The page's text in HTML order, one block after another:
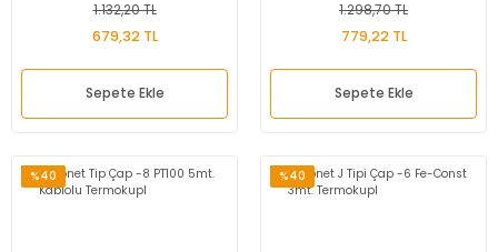
1.132,20 TL
679,32 TL
Sepete Ekle
1.298,70 TL
779,22 TL
Sepete Ekle
%40 %40